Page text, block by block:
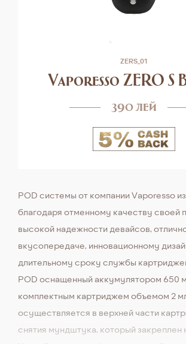
ZERS_01
Vaporesso ZERO S
390 лей
POD системы от компании Vaporesso
благодаря отменному качеству своей
высокой надежности девайсов,
вкусопередаче, инновационному
длительному сроку службы
POD оснащенный аккумулятором 650
комплектным картриджем объемом 2
осуществляется в верхней части
снятия мундштука, который закреплен